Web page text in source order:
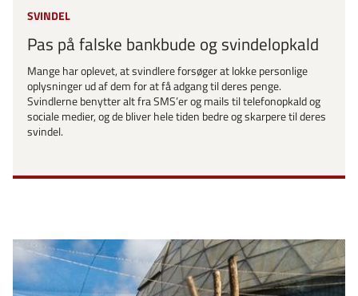
SVINDEL
Pas på falske bankbude og svindelopkald
Mange har oplevet, at svindlere forsøger at lokke personlige
oplysninger ud af dem for at få adgang til deres penge.
Svindlerne benytter alt fra SMS’er og mails til telefonopkald og
sociale medier, og de bliver hele tiden bedre og skarpere til deres
svindel.